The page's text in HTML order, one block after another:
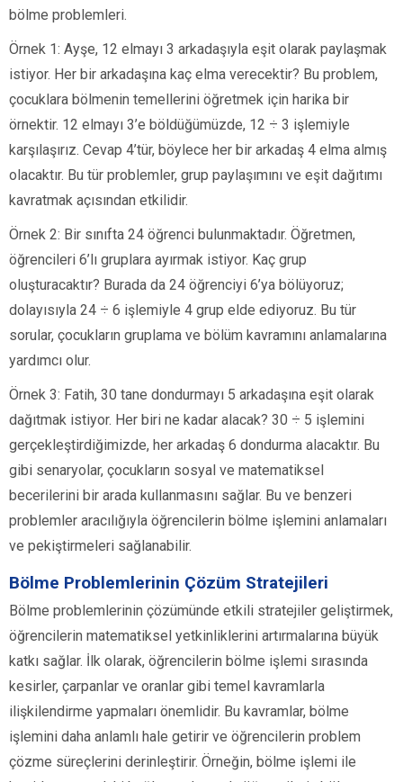
bölme problemleri.
Örnek 1: Ayşe, 12 elmayı 3 arkadaşıyla eşit olarak paylaşmak
istiyor. Her bir arkadaşına kaç elma verecektir? Bu problem,
çocuklara bölmenin temellerini öğretmek için harika bir
örnektir. 12 elmayı 3’e böldüğümüzde, 12 ÷ 3 işlemiyle
karşılaşırız. Cevap 4’tür, böylece her bir arkadaş 4 elma almış
olacaktır. Bu tür problemler, grup paylaşımını ve eşit dağıtımı
kavratmak açısından etkilidir.
Örnek 2: Bir sınıfta 24 öğrenci bulunmaktadır. Öğretmen,
öğrencileri 6’lı gruplara ayırmak istiyor. Kaç grup
oluşturacaktır? Burada da 24 öğrenciyi 6’ya bölüyoruz;
dolayısıyla 24 ÷ 6 işlemiyle 4 grup elde ediyoruz. Bu tür
sorular, çocukların gruplama ve bölüm kavramını anlamalarına
yardımcı olur.
Örnek 3: Fatih, 30 tane dondurmayı 5 arkadaşına eşit olarak
dağıtmak istiyor. Her biri ne kadar alacak? 30 ÷ 5 işlemini
gerçekleştirdiğimizde, her arkadaş 6 dondurma alacaktır. Bu
gibi senaryolar, çocukların sosyal ve matematiksel
becerilerini bir arada kullanmasını sağlar. Bu ve benzeri
problemler aracılığıyla öğrencilerin bölme işlemini anlamaları
ve pekiştirmeleri sağlanabilir.
Bölme Problemlerinin Çözüm Stratejileri
Bölme problemlerinin çözümünde etkili stratejiler geliştirmek,
öğrencilerin matematiksel yetkinliklerini artırmalarına büyük
katkı sağlar. İlk olarak, öğrencilerin bölme işlemi sırasında
kesirler, çarpanlar ve oranlar gibi temel kavramlarla
ilişkilendirme yapmaları önemlidir. Bu kavramlar, bölme
işlemini daha anlamlı hale getirir ve öğrencilerin problem
çözme süreçlerini derinleştirir. Örneğin, bölme işlemi ile